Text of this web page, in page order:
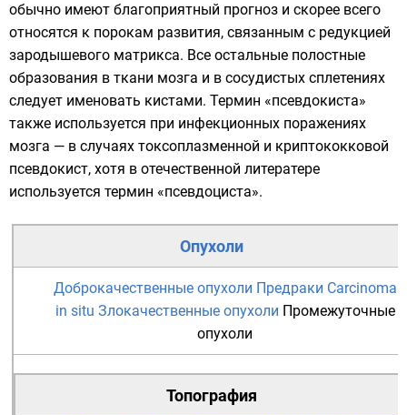
обычно имеют благоприятный прогноз и скорее всего
относятся к порокам развития, связанным с редукцией
зародышевого матрикса. Все остальные полостные
образования в ткани мозга и в сосудистых сплетениях
следует именовать кистами. Термин «псевдокиста»
также используется при инфекционных поражениях
мозга — в случаях токсоплазменной и криптококковой
псевдокист, хотя в отечественной литератере
используется термин «псевдоциста».
Опухоли
Доброкачественные опухоли Предраки Carcinoma
in situ Злокачественные опухоли Промежуточные
опухоли
Топография